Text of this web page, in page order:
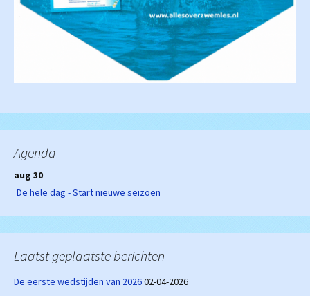
Agenda
aug 30
De hele dag - Start nieuwe seizoen
Laatst geplaatste berichten
De eerste wedstijden van 202602-04-2026